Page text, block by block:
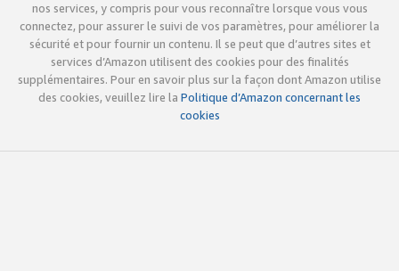
nos services, y compris pour vous reconnaître lorsque vous vous
connectez, pour assurer le suivi de vos paramètres, pour améliorer la
sécurité et pour fournir un contenu. Il se peut que d’autres sites et
services d’Amazon utilisent des cookies pour des finalités
supplémentaires. Pour en savoir plus sur la façon dont Amazon utilise
des cookies, veuillez lire la Politique d’Amazon concernant les
cookies